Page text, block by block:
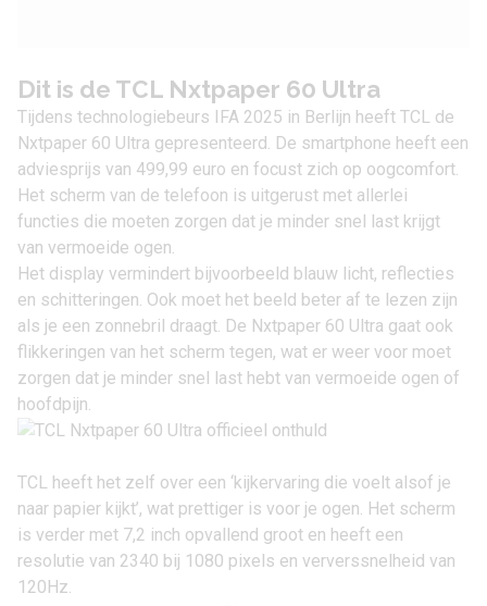
Dit is de TCL Nxtpaper 60 Ultra
Tijdens technologiebeurs IFA 2025 in Berlijn heeft TCL de
Nxtpaper 60 Ultra gepresenteerd. De smartphone heeft een
adviesprijs van 499,99 euro en focust zich op oogcomfort.
Het scherm van de telefoon is uitgerust met allerlei
functies die moeten zorgen dat je minder snel last krijgt
van vermoeide ogen.
Het display vermindert bijvoorbeeld blauw licht, reflecties
en schitteringen. Ook moet het beeld beter af te lezen zijn
als je een zonnebril draagt. De Nxtpaper 60 Ultra gaat ook
flikkeringen van het scherm tegen, wat er weer voor moet
zorgen dat je minder snel last hebt van vermoeide ogen of
hoofdpijn.
TCL heeft het zelf over een ‘kijkervaring die voelt alsof je
naar papier kijkt’, wat prettiger is voor je ogen. Het scherm
is verder met 7,2 inch opvallend groot en heeft een
resolutie van 2340 bij 1080 pixels en ververssnelheid van
120Hz.